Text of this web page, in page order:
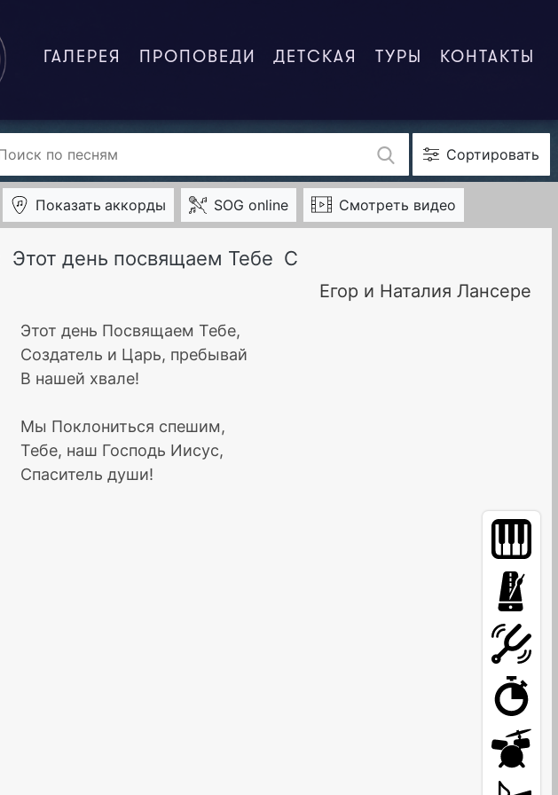
ГАЛЕРЕЯ ПРОПОВЕДИ ДЕТСКАЯ ТУРЫ КОНТАКТЫ
Сортировать
Показать аккорды SOG online Смотреть видео
Этот день посвящаем Тебе C
Егор и Наталия Лансере
Этот день Посвящаем Тебе,
Создатель и Царь, пребывай
В нашей хвале!
Мы Поклониться спешим,
Тебе, наш Господь Иисус,
Спаситель души!